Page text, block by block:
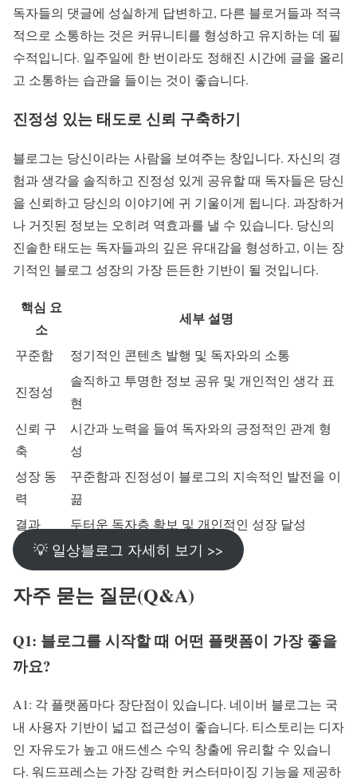
독자들의 댓글에 성실하게 답변하고, 다른 블로거들과 적극
적으로 소통하는 것은 커뮤니티를 형성하고 유지하는 데 필
수적입니다. 일주일에 한 번이라도 정해진 시간에 글을 올리
고 소통하는 습관을 들이는 것이 좋습니다.
진정성 있는 태도로 신뢰 구축하기
블로그는 당신이라는 사람을 보여주는 창입니다. 자신의 경
험과 생각을 솔직하고 진정성 있게 공유할 때 독자들은 당신
을 신뢰하고 당신의 이야기에 귀 기울이게 됩니다. 과장하거
나 거짓된 정보는 오히려 역효과를 낼 수 있습니다. 당신의
진솔한 태도는 독자들과의 깊은 유대감을 형성하고, 이는 장
기적인 블로그 성장의 가장 든든한 기반이 될 것입니다.
핵심 요
소
세부 설명
꾸준함 정기적인 콘텐츠 발행 및 독자와의 소통
진정성
솔직하고 투명한 정보 공유 및 개인적인 생각 표
현
신뢰 구
축
시간과 노력을 들여 독자와의 긍정적인 관계 형
성
성장 동
력
꾸준함과 진정성이 블로그의 지속적인 발전을 이
끎
결과
두터운 독자층 확보 및 개인적인 성장 달성
💡 일상블로그 자세히 보기 >>
자주 묻는 질문(Q&A)
Q1: 블로그를 시작할 때 어떤 플랫폼이 가장 좋을
까요?
A1: 각 플랫폼마다 장단점이 있습니다. 네이버 블로그는 국
내 사용자 기반이 넓고 접근성이 좋습니다. 티스토리는 디자
인 자유도가 높고 애드센스 수익 창출에 유리할 수 있습니
다. 워드프레스는 가장 강력한 커스터마이징 기능을 제공하